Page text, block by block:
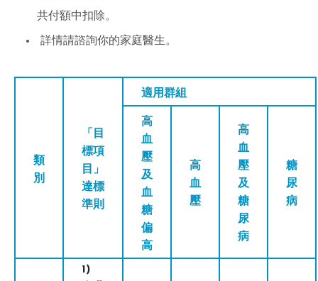
共付額中扣除。
詳情請諮詢你的家庭醫生。
類
別
「目
標項
目」
達標
準則
適用群組
高
血
壓
及
血
糖
偏
高
高
血
壓
高
血
壓
及
糖
尿
病
糖
尿
病
1)